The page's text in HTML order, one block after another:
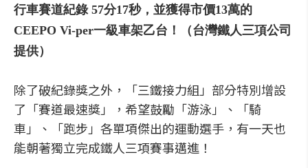
行車賽道紀錄 57分17秒，並獲得市價13萬的
CEEPO Vi-per一級車架乙台！（台灣鐵人三項公司
提供）
除了破紀錄獎之外，「三鐵接力組」部分特別增設
了「賽道最速獎」，希望鼓勵「游泳」、「騎
車」、「跑步」各單項傑出的運動選手，有一天也
能朝著獨立完成鐵人三項賽事邁進！